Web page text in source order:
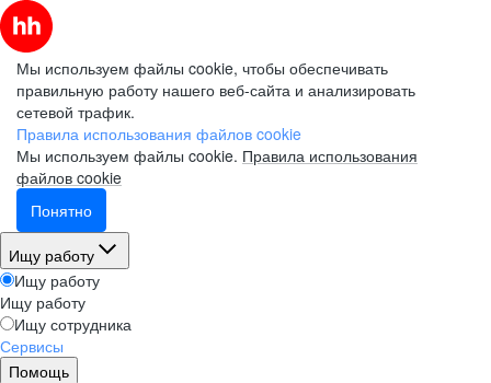
Мы используем файлы cookie, чтобы обеспечивать
правильную работу нашего веб-сайта и анализировать
сетевой трафик.
Правила использования файлов cookie
Мы используем файлы cookie. Правила использования
файлов cookie
Понятно
Ищу работу
Ищу работу
Ищу работу
Ищу сотрудника
Сервисы
Помощь